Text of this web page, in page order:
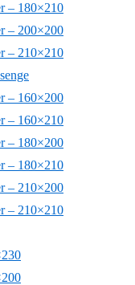
– 180×210
– 200×200
– 210×210
– 160×200
– 160×210
– 180×200
– 180×210
– 210×200
– 210×210